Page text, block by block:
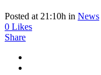
Posted at 21:10h in News
0 Likes
Share